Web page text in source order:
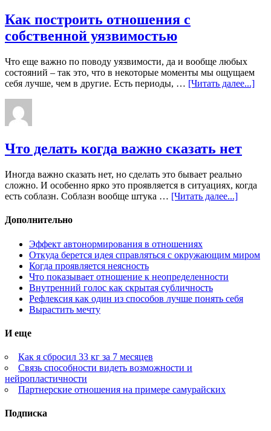
Как построить отношения с
собственной уязвимостью
Что еще важно по поводу уязвимости, да и вообще любых
состояний – так это, что в некоторые моменты мы ощущаем
себя лучше, чем в другие. Есть периоды, … [Читать далее...]
Что делать когда важно сказать нет
Иногда важно сказать нет, но сделать это бывает реально
сложно. И особенно ярко это проявляется в ситуациях, когда
есть соблазн. Соблазн вообще штука … [Читать далее...]
Дополнительно
Эффект автонормирования в отношениях
Откуда берется идея справляться с окружающим миром
Когда проявляется неясность
Что показывает отношение к неопределенности
Внутренний голос как скрытая субличность
Рефлексия как один из способов лучше понять себя
Вырастить мечту
И еще
Как я сбросил 33 кг за 7 месяцев
Связь способности видеть возможности и
нейропластичности
Партнерские отношения на примере самурайских
Подписка